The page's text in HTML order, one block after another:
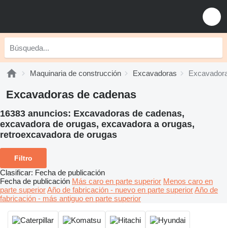
Maquinaria de construcción Excavadoras
Excavadoras de cadenas
16383 anuncios: Excavadoras de cadenas,
excavadora de orugas, excavadora a orugas,
retroexcavadora de orugas
Filtro
Clasificar: Fecha de publicación
Fecha de publicación Más caro en parte superior Menos caro en
parte superiorAño de fabricación - nuevo en parte superiorAño de
fabricación - más antiguo en parte superior